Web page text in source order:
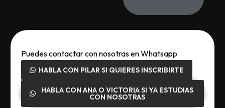
Puedes contactar con nosotras en Whatsapp
HABLA CON PILAR SI QUIERES INSCRIBIRTE
HABLA CON ANA O VICTORIA SI YA ESTUDIAS
CON NOSOTRAS